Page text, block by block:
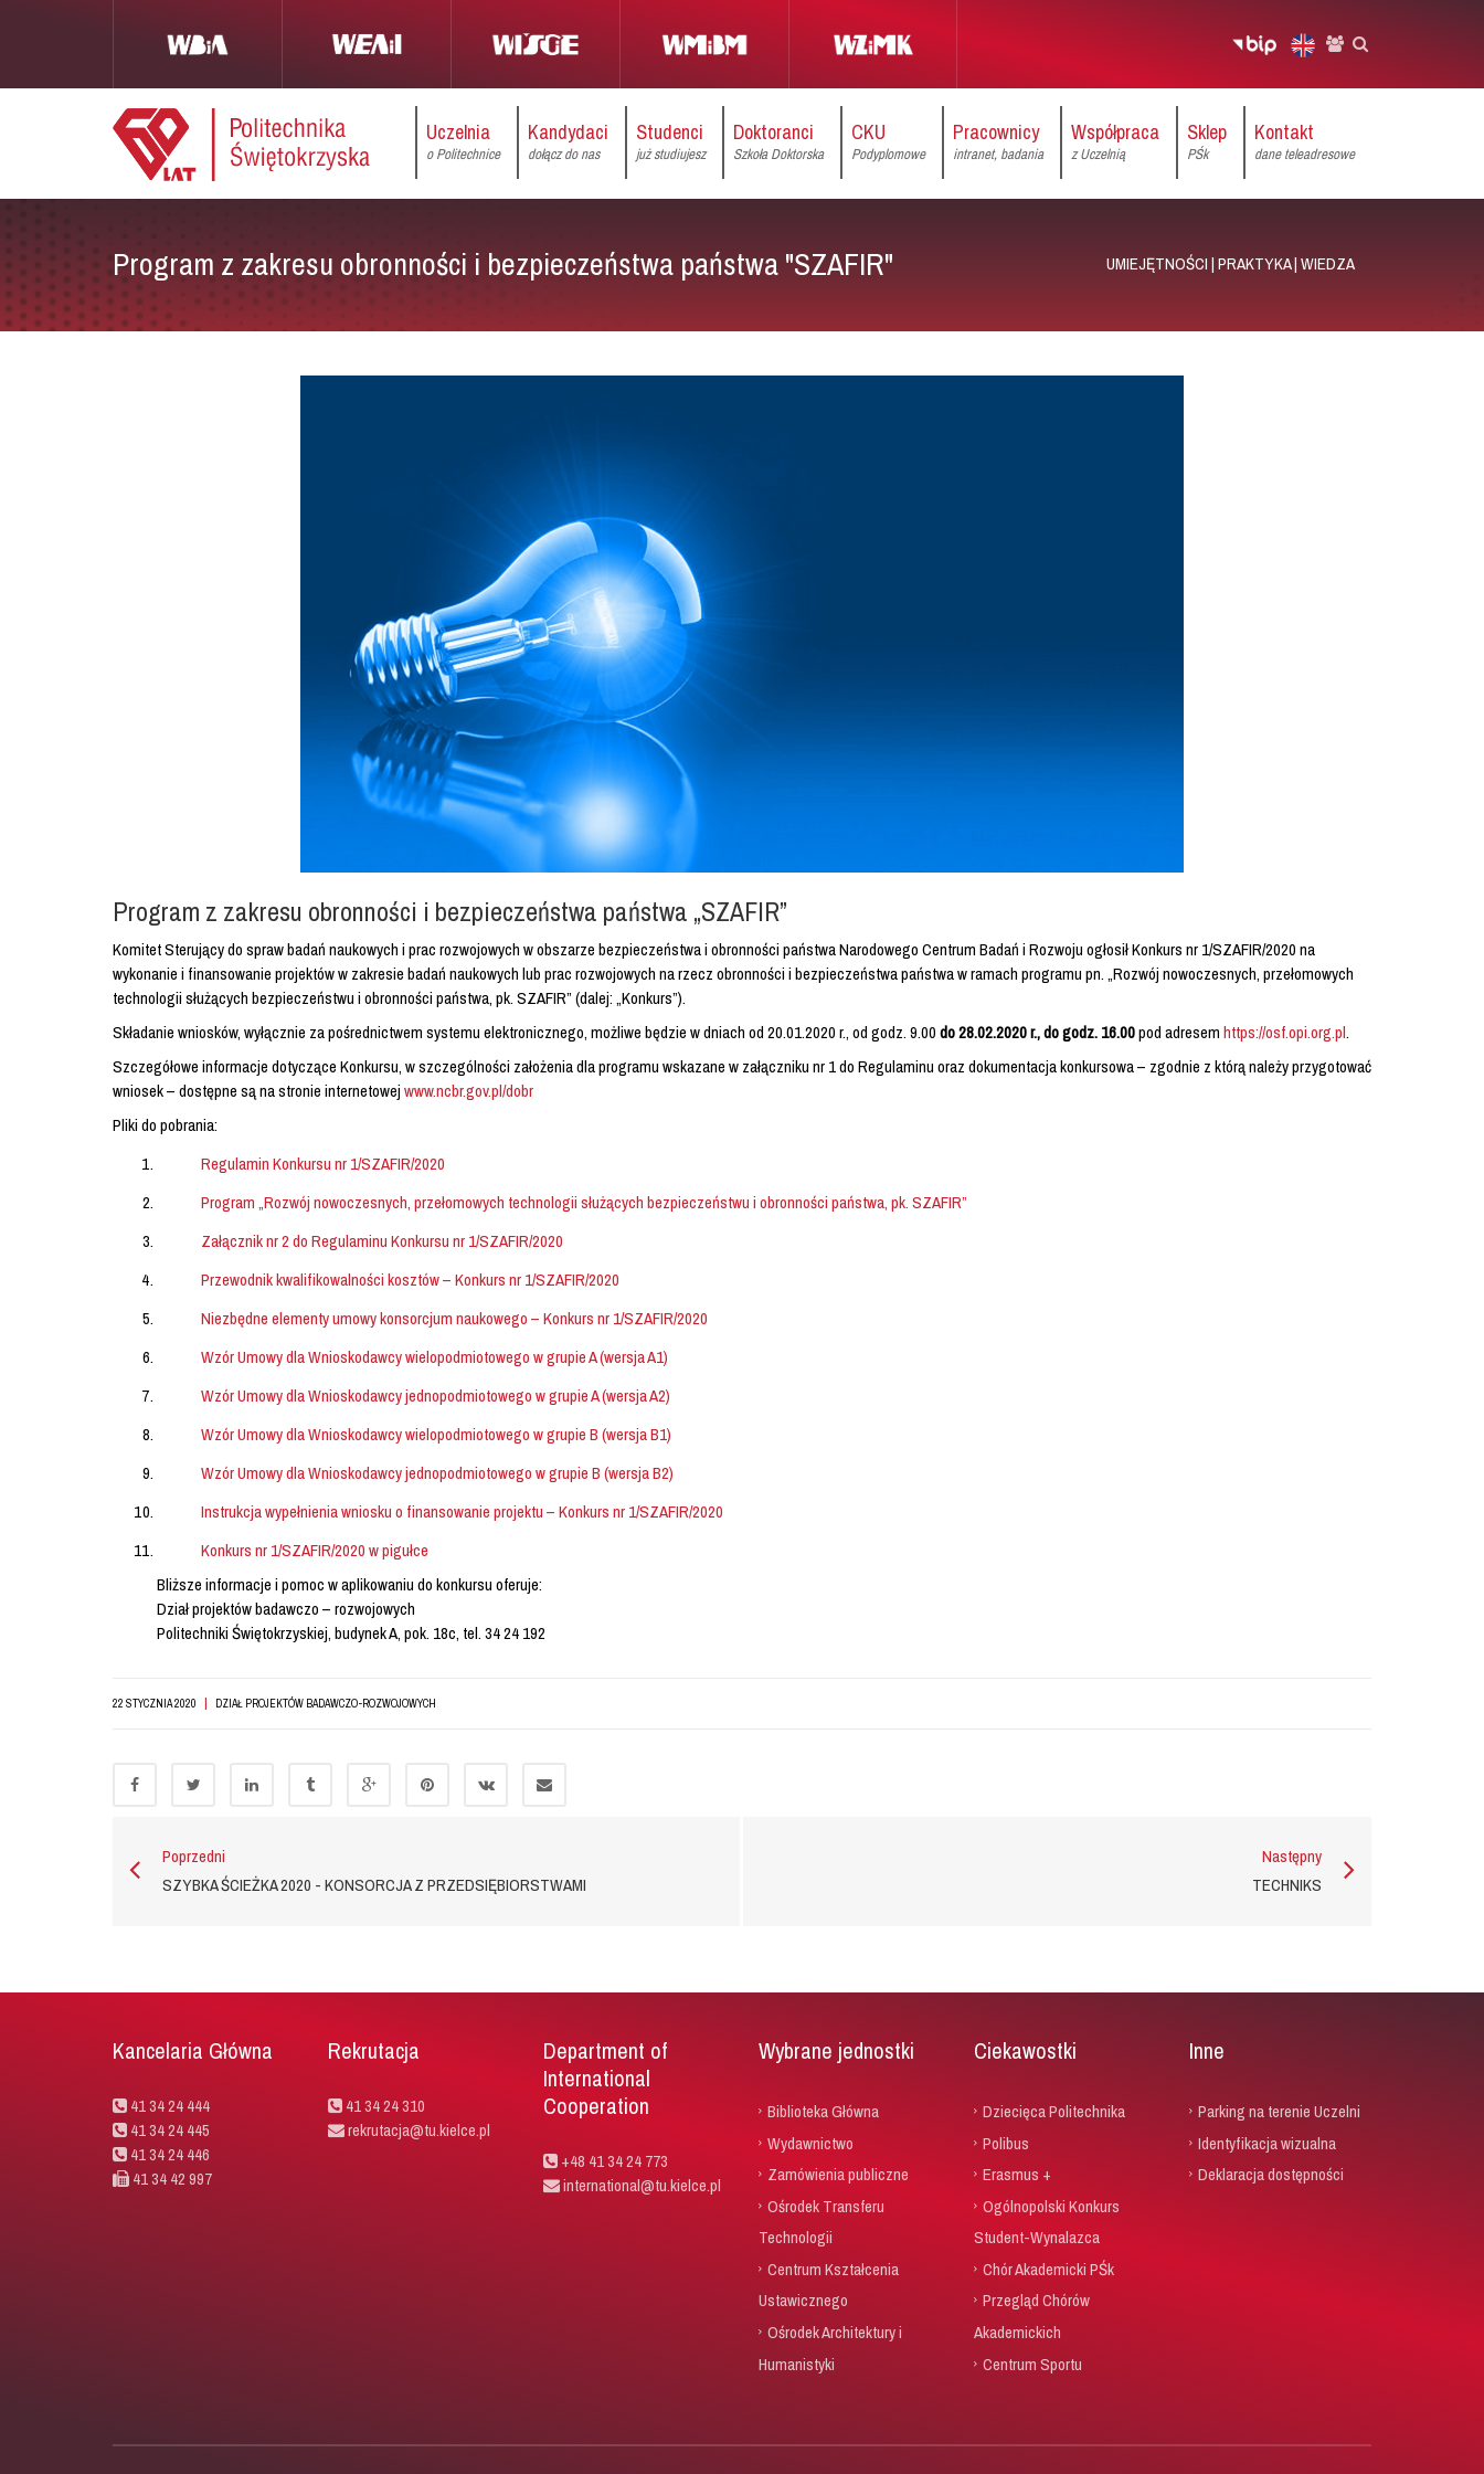
Uczelnia
o Politechnice
Kandydaci
dołącz do nas
Studenci
już studiujesz
Doktoranci
Szkoła Doktorska
CKU
Podyplomowe
Pracownicy
intranet, badania
Współpraca
z Uczelnią
Sklep
PŚk
Kontakt
dane teleadresowe
Program z zakresu obronności i bezpieczeństwa państwa "SZAFIR" UMIEJĘTNOŚCI | PRAKTYKA | WIEDZA
Program z zakresu obronności i bezpieczeństwa państwa „SZAFIR”
Komitet Sterujący do spraw badań naukowych i prac rozwojowych w obszarze bezpieczeństwa i obronności państwa Narodowego Centrum Badań i Rozwoju ogłosił Konkurs nr 1/SZAFIR/2020 na
wykonanie i finansowanie projektów w zakresie badań naukowych lub prac rozwojowych na rzecz obronności i bezpieczeństwa państwa w ramach programu pn. „Rozwój nowoczesnych, przełomowych
technologii służących bezpieczeństwu i obronności państwa, pk. SZAFIR” (dalej: „Konkurs”).
Składanie wniosków, wyłącznie za pośrednictwem systemu elektronicznego, możliwe będzie w dniach od 20.01.2020 r., od godz. 9.00do 28.02.2020 r., do godz. 16.00pod adresemhttps://osf.opi.org.pl.
Szczegółowe informacje dotyczące Konkursu, w szczególności założenia dla programu wskazane w załączniku nr 1 do Regulaminu oraz dokumentacja konkursowa – zgodnie z którą należy przygotować
wniosek – dostępne są na stronie internetowejwww.ncbr.gov.pl/dobr
Pliki do pobrania:
Regulamin Konkursu nr 1/SZAFIR/2020
Program „Rozwój nowoczesnych, przełomowych technologii służących bezpieczeństwu i obronności państwa, pk. SZAFIR”
Załącznik nr 2 do Regulaminu Konkursu nr 1/SZAFIR/2020
Przewodnik kwalifikowalności kosztów – Konkurs nr 1/SZAFIR/2020
Niezbędne elementy umowy konsorcjum naukowego – Konkurs nr 1/SZAFIR/2020
Wzór Umowy dla Wnioskodawcy wielopodmiotowego w grupie A (wersja A1)
Wzór Umowy dla Wnioskodawcy jednopodmiotowego w grupie A (wersja A2)
Wzór Umowy dla Wnioskodawcy wielopodmiotowego w grupie B (wersja B1)
Wzór Umowy dla Wnioskodawcy jednopodmiotowego w grupie B (wersja B2)
Instrukcja wypełnienia wniosku o finansowanie projektu – Konkurs nr 1/SZAFIR/2020
Konkurs nr 1/SZAFIR/2020 w pigułce
Bliższe informacje i pomoc w aplikowaniu do konkursu oferuje:
Dział projektów badawczo – rozwojowych
Politechniki Świętokrzyskiej, budynek A, pok. 18c, tel. 34 24 192
22 STYCZNIA 2020 | DZIAŁ PROJEKTÓW BADAWCZO-ROZWOJOWYCH
Poprzedni
SZYBKA ŚCIEŻKA 2020 - KONSORCJA Z PRZEDSIĘBIORSTWAMI
Następny
TECHNIKS
Kancelaria Główna
41 34 24 444
41 34 24 445
41 34 24 446
41 34 42 997
Rekrutacja
41 34 24 310
rekrutacja@tu.kielce.pl
Department of
International
Cooperation
+48 41 34 24 773
international@tu.kielce.pl
Wybrane jednostki
Biblioteka Główna
Wydawnictwo
Zamówienia publiczne
Ośrodek Transferu
Technologii
Centrum Kształcenia
Ustawicznego
Ośrodek Architektury i
Humanistyki
Ciekawostki
Dziecięca Politechnika
Polibus
Erasmus +
Ogólnopolski Konkurs
Student-Wynalazca
Chór Akademicki PŚk
Przegląd Chórów
Akademickich
Centrum Sportu
Inne
Parking na terenie Uczelni
Identyfikacja wizualna
Deklaracja dostępności